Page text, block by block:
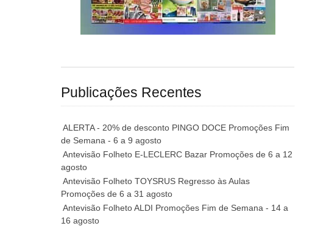
Publicações Recentes
ALERTA - 20% de desconto PINGO DOCE Promoções Fim
de Semana - 6 a 9 agosto
Antevisão Folheto E-LECLERC Bazar Promoções de 6 a 12
agosto
Antevisão Folheto TOYSRUS Regresso às Aulas
Promoções de 6 a 31 agosto
Antevisão Folheto ALDI Promoções Fim de Semana - 14 a
16 agosto